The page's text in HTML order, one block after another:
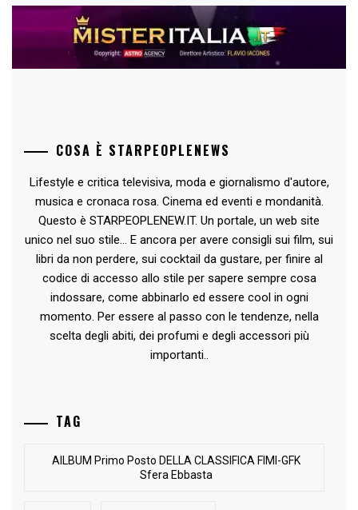
COSA È STARPEOPLENEWS
Lifestyle e critica televisiva, moda e giornalismo d'autore,
musica e cronaca rosa. Cinema ed eventi e mondanità.
Questo è STARPEOPLENEW.IT. Un portale, un web site
unico nel suo stile... E ancora per avere consigli sui film, sui
libri da non perdere, sui cocktail da gustare, per finire al
codice di accesso allo stile per sapere sempre cosa
indossare, come abbinarlo ed essere cool in ogni
momento. Per essere al passo con le tendenze, nella
scelta degli abiti, dei profumi e degli accessori più
importanti..
TAG
AlLBUM Primo Posto DELLA CLASSIFICA FIMI-GFK
Sfera Ebbasta